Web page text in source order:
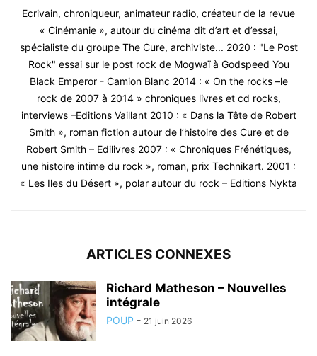
Ecrivain, chroniqueur, animateur radio, créateur de la revue
« Cinémanie », autour du cinéma dit d’art et d’essai,
spécialiste du groupe The Cure, archiviste... 2020 : "Le Post
Rock" essai sur le post rock de Mogwaï à Godspeed You
Black Emperor - Camion Blanc 2014 : « On the rocks –le
rock de 2007 à 2014 » chroniques livres et cd rocks,
interviews –Editions Vaillant 2010 : « Dans la Tête de Robert
Smith », roman fiction autour de l’histoire des Cure et de
Robert Smith – Edilivres 2007 : « Chroniques Frénétiques,
une histoire intime du rock », roman, prix Technikart. 2001 :
« Les Iles du Désert », polar autour du rock – Editions Nykta
ARTICLES CONNEXES
Richard Matheson – Nouvelles
intégrale
POUP - 21 juin 2026